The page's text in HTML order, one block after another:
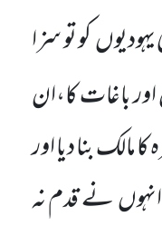
کو تو سزا
اور باغات کا،ان
بنا دیا اور
انہوں نے قدم نہ